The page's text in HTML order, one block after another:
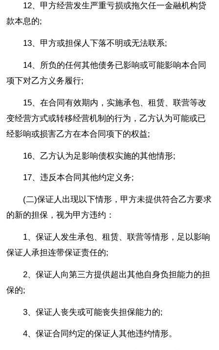
12、甲方经营发生严重亏损或拖欠任一金融机构贷
款本息的;
13、甲方或担保人下落不明或无法联系;
14、所负的任何其他债务已影响或可能影响本合同
项下对乙方义务履行;
15、在合同有效期内，实施承包、租赁、联营等改
变经营方式或转移经营机制的行为，乙方认为可能或已
经影响或损害乙方在本合同项下的权益;
16、乙方认为足影响债权实施的其他情形;
17、违反本合同其他约定义务;
(二)保证人出现以下情形，甲方未提供符合乙方要求
的新的担保，视为甲方违约：
1、保证人发生承包、租赁、联营等情形，足以影响
保证人承担连带保证责任的;
2、保证人向第三方提供超出其他自身负担能力的担
保的;
3、保证人丧失或可能丧失担保能力的;
4、保证合同约定的保证人其他违约情形。